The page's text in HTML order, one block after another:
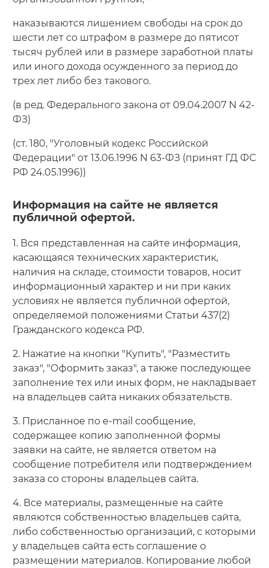
наказываются лишением свободы на срок до
шести лет со штрафом в размере до пятисот
тысяч рублей или в размере заработной платы
или иного дохода осужденного за период до
трех лет либо без такового.
(в ред. Федерального закона от 09.04.2007 N 42-
ФЗ)
(ст. 180, "Уголовный кодекс Российской
Федерации" от 13.06.1996 N 63-ФЗ (принят ГД ФС
РФ 24.05.1996))
Информация на сайте не является
публичной офертой.
1. Вся представленная на сайте информация,
касающаяся технических характеристик,
наличия на складе, стоимости товаров, носит
информационный характер и ни при каких
условиях не является публичной офертой,
определяемой положениями Статьи 437(2)
Гражданского кодекса РФ.
2. Нажатие на кнопки "Купить", "Разместить
заказ", "Оформить заказ", а также последующее
заполнение тех или иных форм, не накладывает
на владельцев сайта никаких обязательств.
3. Присланное по e-mail сообщение,
содержащее копию заполненной формы
заявки на сайте, не является ответом на
сообщение потребителя или подтверждением
заказа со стороны владельцев сайта.
4. Все материалы, размещенные на сайте
являются собственностью владельцев сайта,
либо собственностью организаций, с которыми
у владельцев сайта есть соглашение о
размещении материалов. Копирование любой